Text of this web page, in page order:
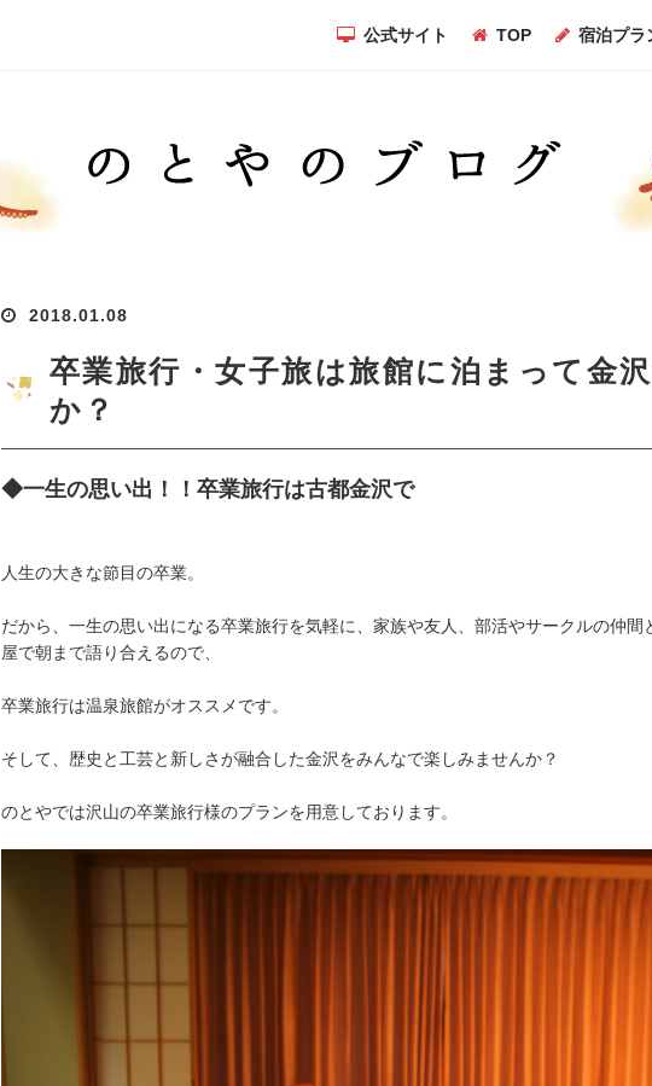
公式サイト TOP 宿泊プラ
2018.01.08
卒業旅行・女子旅は旅館に泊まって金
か？
◆一生の思い出！！卒業旅行は古都金沢で
人生の大きな節目の卒業。
だから、一生の思い出になる卒業旅行を気軽に、家族や友人、部活やサークルの仲間
屋で朝まで語り合えるので、
卒業旅行は温泉旅館がオススメです。
そして、歴史と工芸と新しさが融合した金沢をみんなで楽しみませんか？
のとやでは沢山の卒業旅行様のプランを用意しております。